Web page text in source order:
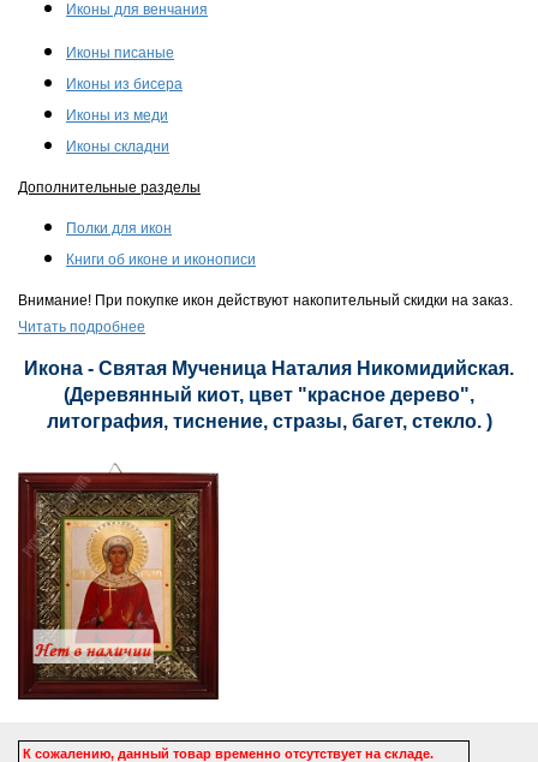
Иконы для венчания
Иконы писаные
Иконы из бисера
Иконы из меди
Иконы складни
Дополнительные разделы
Полки для икон
Книги об иконе и иконописи
Внимание! При покупке икон действуют накопительный скидки на заказ.
Читать подробнее
Икона - Святая Мученица Наталия Никомидийская.
(Деревянный киот, цвет "красное дерево",
литография, тиснение, стразы, багет, стекло. )
К сожалению, данный товар временно отсутствует на складе.